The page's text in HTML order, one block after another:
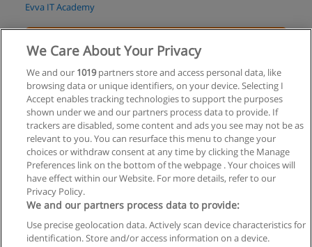
Evva IT Academy
Máster en Marketing Internacional
EPMI Escuela de Postgrado de Marketing Internacional
Solicita información
Privacidad de datos
We Care About Your Privacy
We and our 1019partners store and access personal data, like
browsing data or unique identifiers, on your device. Selecting I
Accept enables tracking technologies to support the purposes
shown under we and our partners process data to provide. If
trackers are disabled, some content and ads you see may not be as
relevant to you. You can resurface this menu to change your
choices or withdraw consent at any time by clicking the Manage
Preferences link on the bottom of the webpage . Your choices will
have effect within our Website. For more details, refer to our
Privacy Policy.
We and our partners process data to provide:
Use precise geolocation data. Actively scan device characteristics for
identification. Store and/or access information on a device.